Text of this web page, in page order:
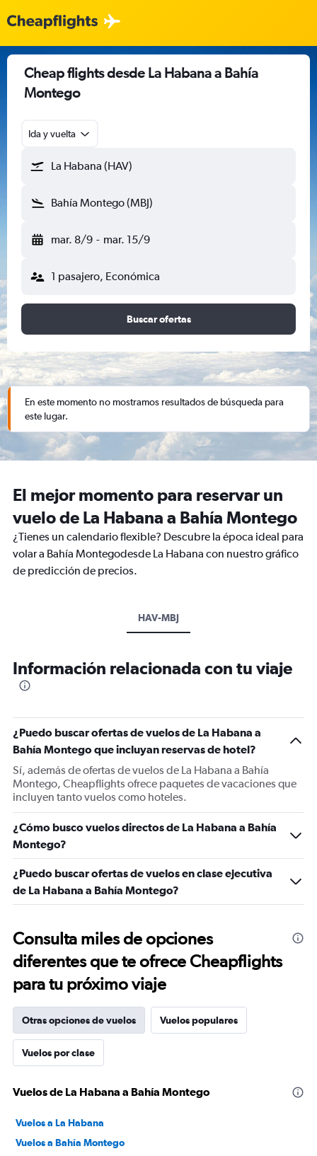
Cheap flights desde La Habana a Bahía
Montego
Ida y vuelta
La Habana (HAV)
Bahía Montego (MBJ)
mar. 8/9 - mar. 15/9
1 pasajero, Económica
Buscar ofertas
En este momento no mostramos resultados de búsqueda para
este lugar.
El mejor momento para reservar un
vuelo de La Habana a Bahía Montego
¿Tienes un calendario flexible? Descubre la época ideal para
volar a Bahía Montegodesde La Habana con nuestro gráfico
de predicción de precios.
HAV-MBJ
Información relacionada con tu viaje
¿Puedo buscar ofertas de vuelos de La Habana a
Bahía Montego que incluyan reservas de hotel?
Sí, además de ofertas de vuelos de La Habana a Bahía
Montego, Cheapflights ofrece paquetes de vacaciones que
incluyen tanto vuelos como hoteles.
¿Cómo busco vuelos directos de La Habana a Bahía
Montego?
¿Puedo buscar ofertas de vuelos en clase ejecutiva
de La Habana a Bahía Montego?
Consulta miles de opciones
diferentes que te ofrece Cheapflights
para tu próximo viaje
Otras opciones de vuelos Vuelos populares
Vuelos por clase
Vuelos de La Habana a Bahía Montego
Vuelos a La Habana
Vuelos a Bahía Montego